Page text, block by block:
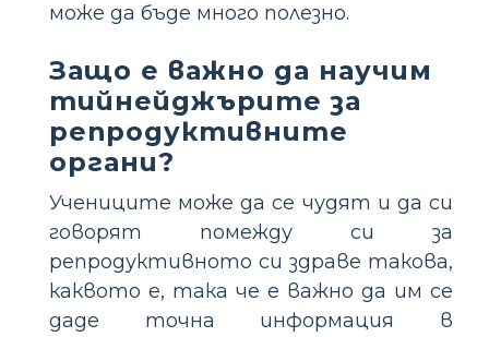
може да бъде много полезно.
Защо е важно да научим
тийнейджърите за
репродуктивните
органи?
Учениците може да се чудят и да си
говорят помежду си за
репродуктивното си здраве такова,
каквото е, така че е важно да им се
даде точна информация в